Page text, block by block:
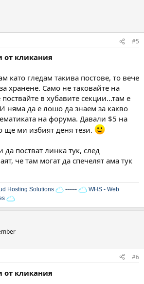
#5
от кликания
като гледам такива постове, то вече
хранене. Само не таковайте на
в хубавите секции...там е
няма да е лошо да знаем за какво
на форума. Давали $5 на
ще ми избият деня тези.
постват линка тук, след
че там могат да спечелят ама тук
Hosting Solutions ------
WHS - Web
#6
от кликания